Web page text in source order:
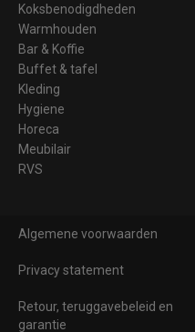
Koksbenodigdheden
Warmhouden
Bar & Koffie
Buffet & tafel
Kleding
Hygiene
Horeca
Meubilair
RVS
Algemene voorwaarden
Privacy statement
Retour, teruggavebeleid en
garantie